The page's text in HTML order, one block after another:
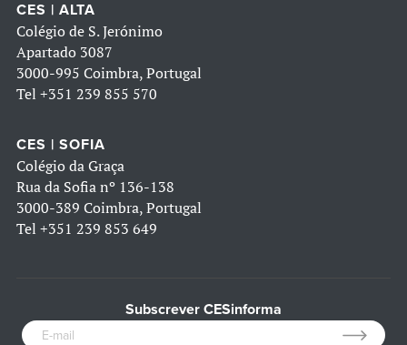
CES | ALTA
Colégio de S. Jerónimo
Apartado 3087
3000-995 Coimbra, Portugal
Tel +351 239 855 570
CES | SOFIA
Colégio da Graça
Rua da Sofia nº 136-138
3000-389 Coimbra, Portugal
Tel +351 239 853 649
Subscrever CESinforma